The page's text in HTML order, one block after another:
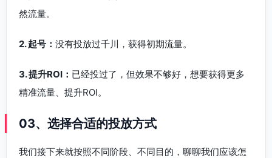
然流量。
2. 起号： 没有投放过千川，获得初期流量。
3. 提升ROI： 已经投过了，但效果不够好，想要获得更多
精准流量、提升ROI。
03、选择合适的投放方式
我们接下来就按照不同阶段、不同目的，聊聊我们应该怎